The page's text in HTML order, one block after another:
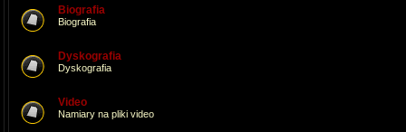
Biografia
Biografia
Dyskografia
Dyskografia
Video
Namiary na pliki video